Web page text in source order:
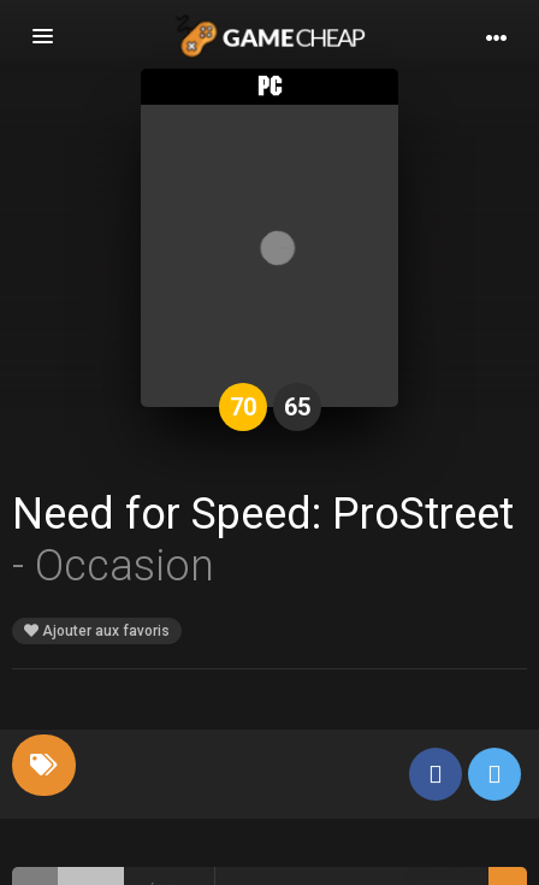
Basculer
70 65
Need for Speed: ProStreet
- Occasion
Ajouter aux favoris